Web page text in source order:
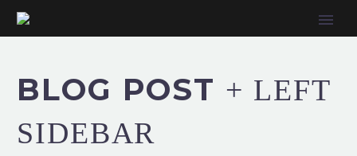
BLOG POST + LEFT
SIDEBAR